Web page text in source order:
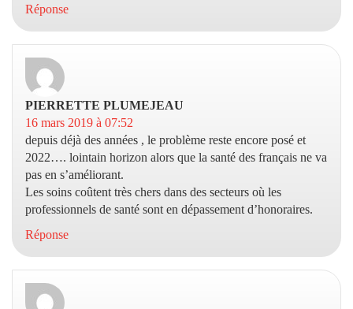
Réponse
PIERRETTE PLUMEJEAU
16 mars 2019 à 07:52
depuis déjà des années , le problème reste encore posé et
2022…. lointain horizon alors que la santé des français ne va
pas en s’améliorant.
Les soins coûtent très chers dans des secteurs où les
professionnels de santé sont en dépassement d’honoraires.
Réponse